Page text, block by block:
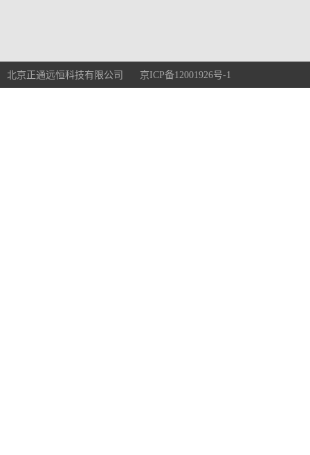
北京正通远恒科技有限公司 京ICP备12001926号-1